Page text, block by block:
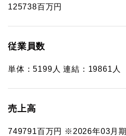
125738百万円
従業員数
単体：5199人 連結：19861人
売上高
749791百万円 ※2026年03月期